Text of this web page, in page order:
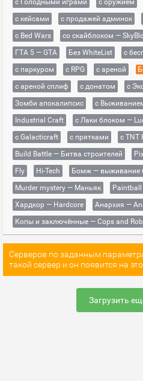
с Голодными играми
с оружием
с кейсами
с продажей админок
с Bed Wars
со скайблоком —
ГТА 5 — GTA
Без WhiteList
с
с паркуром
с RPG с ареной
с ареной сплиф
с донатом с
Зомби апокалипсис
с
Industrial Craft
с Лаки блоком —
с Galacticraft
с прятками с TNT
Build Battle — Битва строителей
Fly
Hi-Tech
Бомж — выживание
Murder mystery — Маньяк
Хардкор — Hardcore
Анархия —
Копы и заключённые — Cops and
Серверов по заданным
такой сервер и он появится на
Загрузить